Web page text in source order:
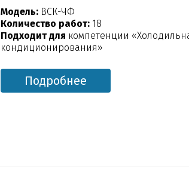
Модель: ВСК-ЧФ
Количество работ: 18
Подходит для компетенции
кондиционирования»
Подробнее